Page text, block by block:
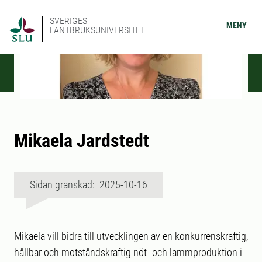
SVERIGES
LANTBRUKSUNIVERSITET
MENY
Mikaela Jardstedt
Sidan granskad: 2025-10-16
Mikaela vill bidra till utvecklingen av en konkurrenskraftig,
hållbar och motståndskraftig nöt- och lammproduktion i